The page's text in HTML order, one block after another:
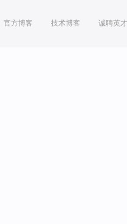
官方博客 技术博客 诚聘英才